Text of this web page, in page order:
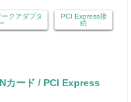
クアダプタ
PCI Express接
続
カード / PCI Express